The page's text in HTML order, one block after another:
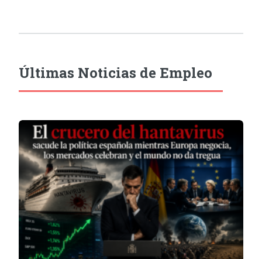
Últimas Noticias de Empleo